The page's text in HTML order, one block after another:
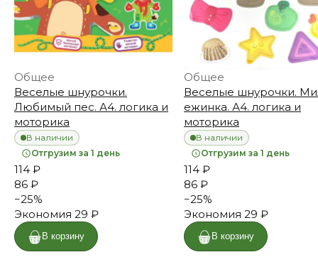
Общее
Веселые шнурочки.
Любимый пес. А4. логика и
моторика
В наличии
Отгрузим за 1 день
114 ₽
86 ₽
−25%
Экономия 29 ₽
В корзину
Общее
Веселые шнурочки.
ежинка. А4. логика и
моторика
В наличии
Отгрузим за 1 день
114 ₽
86 ₽
−25%
Экономия 29 ₽
В корзину